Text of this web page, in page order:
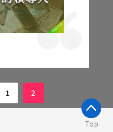
1 2
Top